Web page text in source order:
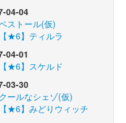
04-04
ストール(仮)
【★6】ティルラ
04-01
【★6】スケルド
03-30
クールなシェゾ(仮)
【★6】みどりウィッチ